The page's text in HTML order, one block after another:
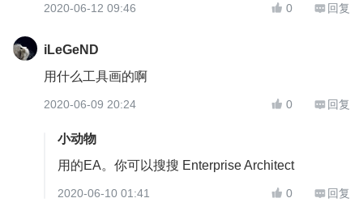
2020-06-12 09:46  0  回复
iLeGeND
用什么工具画的啊
2020-06-09 20:24  0  回复
小动物
用的EA。你可以搜搜 Enterprise Architect
2020-06-10 01:41  0  回复